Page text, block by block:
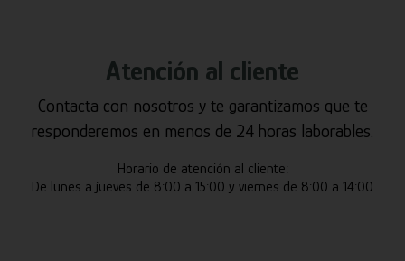
Atención al cliente
Contacta con nosotros y te garantizamos que te
responderemos en menos de 24 horas laborables.
Horario de atención al cliente:
De lunes a jueves de 8:00 a 15:00 y viernes de 8:00 a 14:00